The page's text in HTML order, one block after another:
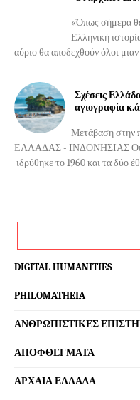
«Όπως σήμερα
Ελληνική
αύριο θα αποδεχθούν όλοι μιαν
Σχέσεις
αγιογραφία
Μετάβαση στην
ΕΛΛΑΔΑΣ - ΙΝΔΟΝΗΣΙΑΣ Οι
ιδρύθηκε το 1960 και τα δύο
DIGITAL HUMANITIES
PHILOMATHEIA
ΑΝΘΡΩΠΙΣΤΙΚΕΣ
ΑΠΟΦΘΕΓΜΑΤΑ
ΑΡΧΑΙΑ ΕΛΛΑΔΑ